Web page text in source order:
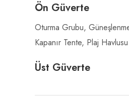
Ön Güverte
Oturma Grubu,
Kapanır Tente, Plaj Havlusu
Üst Güverte